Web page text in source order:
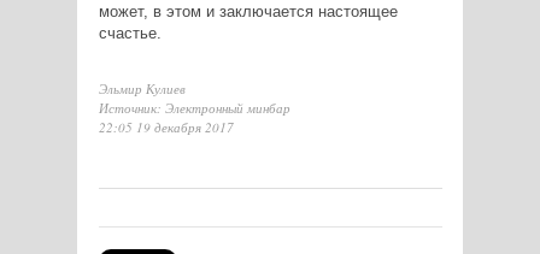
может, в этом и заключается настоящее
счастье.
Эльмир Кулиев
Источник: Электронный минбар
22:05 19 декабря 2017